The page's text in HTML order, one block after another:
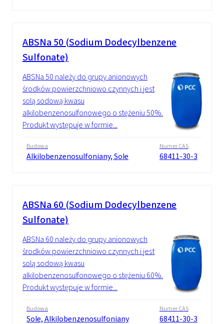
ABSNa 50 (Sodium Dodecylbenzene
Sulfonate)
ABSNa 50 należy do grupy anionowych
środków powierzchniowo czynnych i jest
solą sodową kwasu
alkilobenzenosulfonowego o stężeniu 50%.
Produkt występuje w formie...
Budowa
Alkilobenzenosulfoniany, Sole
Numer CAS
68411-30-3
ABSNa 60 (Sodium Dodecylbenzene
Sulfonate)
ABSNa 60 należy do grupy anionowych
środków powierzchniowo czynnych i jest
solą sodową kwasu
alkilobenzenosulfonowego o stężeniu 60%.
Produkt występuje w formie...
Budowa
Sole, Alkilobenzenosulfoniany
Numer CAS
68411-30-3